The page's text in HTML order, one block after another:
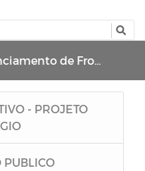
de Frotas e Máquinas
- PROJETO
PUBLICO